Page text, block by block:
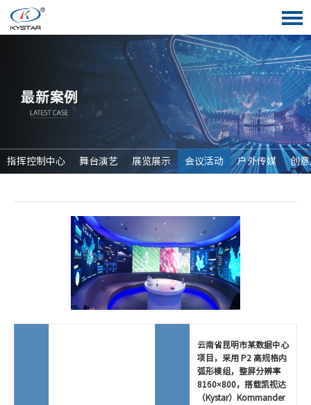
指挥控制中心 舞台演艺 展览展示 会议活动 户外传媒 创
云南省昆明市某数据中心
项目，采用 P2 高规格内
弧形模组，整屏分辨率
8160×800，搭载凯视达
（Kystar）Kommander